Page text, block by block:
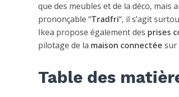
que des meubles et de la déco, mais
prononçable “Tradfri“, il s’agit
Ikea propose également des prises
pilotage de la maison connectée sur
Table des